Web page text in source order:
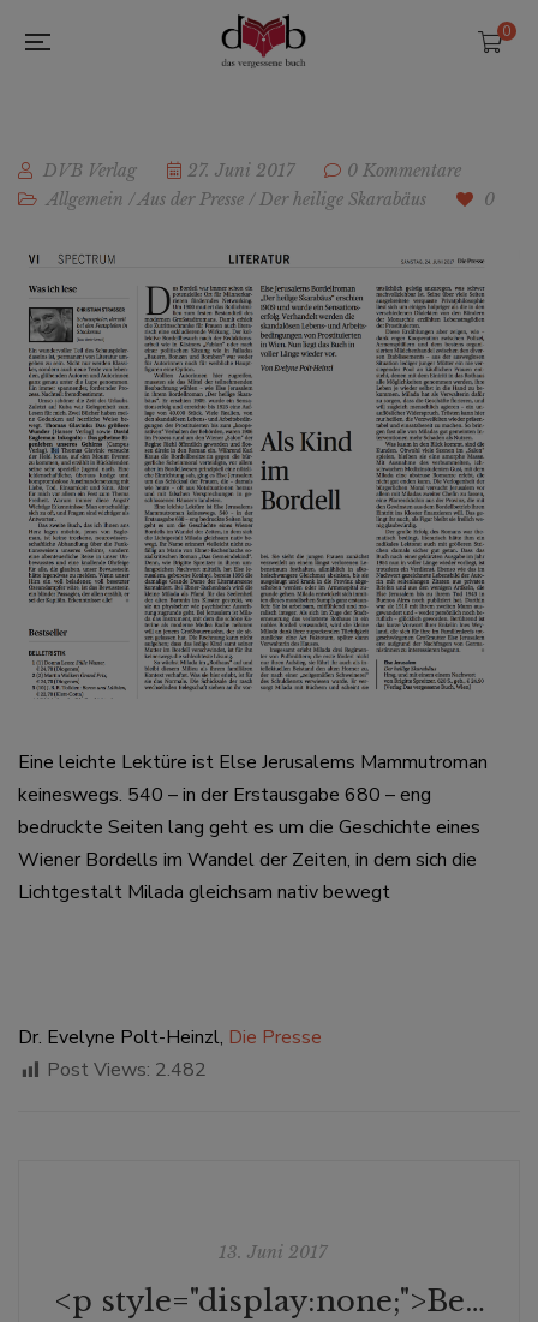
0
DVB Verlag 27. Juni 2017
0 Kommentare
Allgemein /Aus der Presse /Der heilige Skarabäus 0
Eine leichte Lektüre ist Else Jerusalems Mammutroman
keineswegs. 540 – in der Erstausgabe 680 – eng
bedruckte Seiten lang geht es um die Geschichte eines
Wiener Bordells im Wandel der Zeiten, in dem sich die
Lichtgestalt Milada gleichsam nativ bewegt
Dr. Evelyne Polt-Heinzl, Die Presse
Post Views: 2.482
13. Juni 2017
<p style="display:none;">Bettina Eibel-Steiner, Die Presse</p>